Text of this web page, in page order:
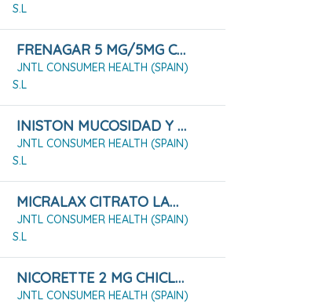
S.L
FRENAGAR 5 MG/5MG COMPRIMIDOS PARA CHUPAR , 20 COMPRIMIDOS
JNTL CONSUMER HEALTH (SPAIN)
S.L
INISTON MUCOSIDAD Y CONGESTIÓN 20 MG/ML + 6 MG/ML JARABE 200ML
JNTL CONSUMER HEALTH (SPAIN)
S.L
MICRALAX CITRATO LAURIL SULFATO 450MG/45 MG SOLUCIÓN RECTAL 12 MICROENEMAS
JNTL CONSUMER HEALTH (SPAIN)
S.L
NICORETTE 2 MG CHICLES MEDICAMENTOSOS 30 CHICLES
JNTL CONSUMER HEALTH (SPAIN)